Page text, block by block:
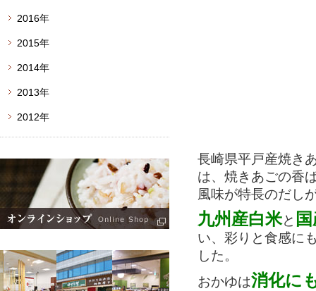
長崎県平戸産焼き
は、焼きあごの香
風味が特長のだし
九州産白米と
い、彩りと食感に
した。
おかゆは消化に
2016年
2015年
2014年
2013年
2012年